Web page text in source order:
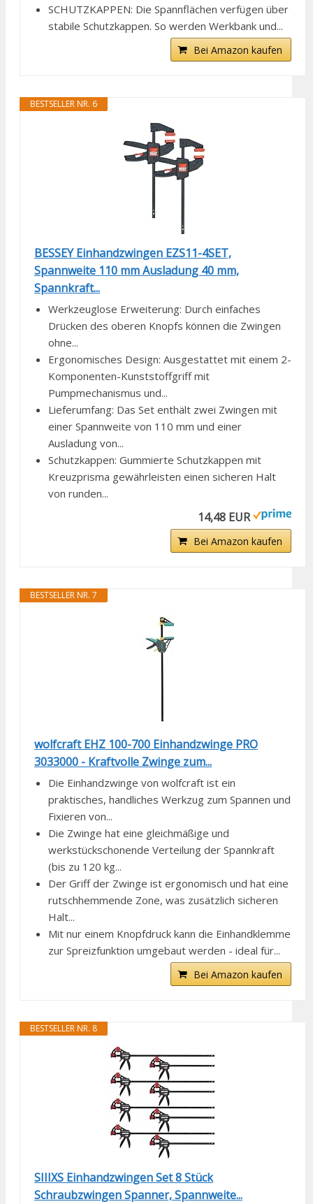
SCHUTZKAPPEN: Die Spannflächen verfügen über
stabile Schutzkappen. So werden Werkbank und...
Bei Amazon kaufen
BESTSELLER NR. 6
BESSEY Einhandzwingen EZS11-4SET,
Spannweite 110 mm Ausladung 40 mm,
Spannkraft...
Werkzeuglose Erweiterung: Durch einfaches
Drücken des oberen Knopfs können die Zwingen
ohne...
Ergonomisches Design: Ausgestattet mit einem 2-
Komponenten-Kunststoffgriff mit
Pumpmechanismus und...
Lieferumfang: Das Set enthält zwei Zwingen mit
einer Spannweite von 110 mm und einer
Ausladung von...
Schutzkappen: Gummierte Schutzkappen mit
Kreuzprisma gewährleisten einen sicheren Halt
von runden...
14,48 EUR
Bei Amazon kaufen
BESTSELLER NR. 7
wolfcraft EHZ 100-700 Einhandzwinge PRO
3033000 - Kraftvolle Zwinge zum...
Die Einhandzwinge von wolfcraft ist ein
praktisches, handliches Werkzug zum Spannen und
Fixieren von...
Die Zwinge hat eine gleichmäßige und
werkstückschonende Verteilung der Spannkraft
(bis zu 120 kg...
Der Griff der Zwinge ist ergonomisch und hat eine
rutschhemmende Zone, was zusätzlich sicheren
Halt...
Mit nur einem Knopfdruck kann die Einhandklemme
zur Spreizfunktion umgebaut werden - ideal für...
Bei Amazon kaufen
BESTSELLER NR. 8
SIIIXS Einhandzwingen Set 8 Stück
Schraubzwingen Spanner, Spannweite...